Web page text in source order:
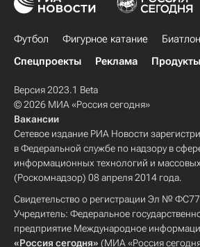
Футбол Фигурное катание Биатлон
Спецпроекты
Реклама
Версия 2023.1 Beta
© 2026 МИА «Россия сегодня»
Вакансии
Сетевое издание РИА Новости
в Федеральной службе по надзору в
информационных технологий и
(Роскомнадзор) 08 апреля 2014 года.
Свидетельство о регистрации Эл №
Учредитель: Федеральное
предприятие Международное
«Россия сегодня» (МИА «Россия